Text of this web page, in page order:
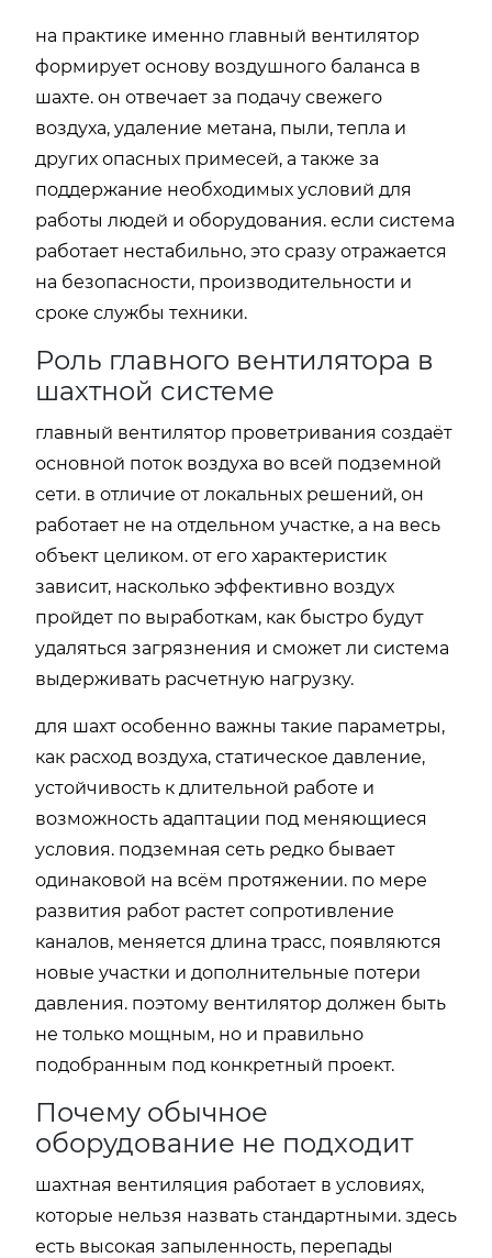
на практике именно главный вентилятор
формирует основу воздушного баланса в
шахте. он отвечает за подачу свежего
воздуха, удаление метана, пыли, тепла и
других опасных примесей, а также за
поддержание необходимых условий для
работы людей и оборудования. если система
работает нестабильно, это сразу отражается
на безопасности, производительности и
сроке службы техники.
Роль главного вентилятора в
шахтной системе
главный вентилятор проветривания создаёт
основной поток воздуха во всей подземной
сети. в отличие от локальных решений, он
работает не на отдельном участке, а на весь
объект целиком. от его характеристик
зависит, насколько эффективно воздух
пройдет по выработкам, как быстро будут
удаляться загрязнения и сможет ли система
выдерживать расчетную нагрузку.
для шахт особенно важны такие параметры,
как расход воздуха, статическое давление,
устойчивость к длительной работе и
возможность адаптации под меняющиеся
условия. подземная сеть редко бывает
одинаковой на всём протяжении. по мере
развития работ растет сопротивление
каналов, меняется длина трасс, появляются
новые участки и дополнительные потери
давления. поэтому вентилятор должен быть
не только мощным, но и правильно
подобранным под конкретный проект.
Почему обычное
оборудование не подходит
шахтная вентиляция работает в условиях,
которые нельзя назвать стандартными. здесь
есть высокая запыленность, перепады